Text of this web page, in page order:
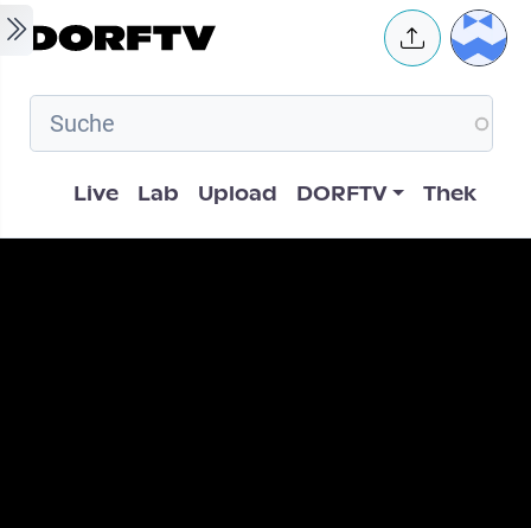
Skip to main content User
Hauptnavigation
Live Lab Upload DORFTV Thek